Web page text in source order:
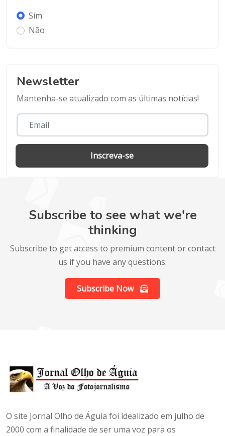
Sim
Não
Newsletter
Mantenha-se atualizado com as últimas notícias!
Inscreva-se
Subscribe to see what we're
thinking
Subscribe to get access to premium content or contact
us if you have any questions.
Subscribe Now
O site Jornal Olho de Águia foi idealizado em julho de
2000 com a finalidade de ser uma voz para os